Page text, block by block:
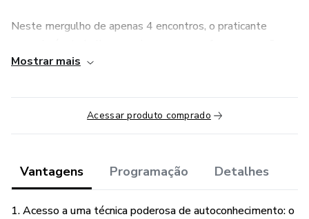
Neste mergulho de apenas 4 encontros, o praticante
para outras pessoas e recebe um certificado com validade
Conhecimento ( THInK).
Mostrar mais
Acessar produto comprado
Vantagens Programação Detalhes
1. Acesso a uma técnica poderosa de autoconhecimento: o